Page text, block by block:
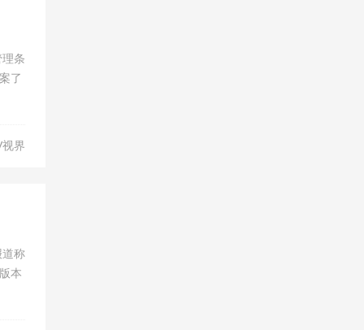
条
了
界
道称
本